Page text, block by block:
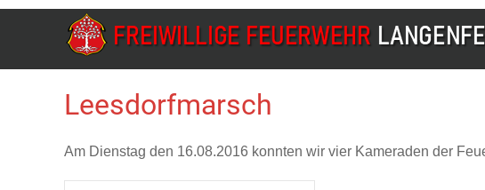
Leesdorfmarsch
Am Dienstag den 16.08.2016 konnten wir vier Kameraden der